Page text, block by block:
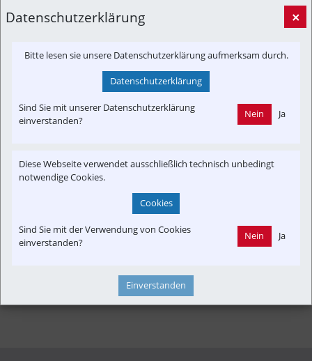
Kontrovers
Fahrzeug-Portrait
Informationsverbund
Infrastruktur
Konzept | Studien | Statistik
Newslink
PKW & LKW
Time-Event
Datenschutzerklärung ×
Bitte lesen sie unsere Datenschutzerklärung aufmerksam durch.
Datenschutzerklärung
Sind Sie mit unserer Datenschutzerklärung
einverstanden?
Nein Ja
Diese Webseite verwendet ausschließlich technisch unbedingt
notwendige Cookies.
Cookies
Sind Sie mit der Verwendung von Cookies
einverstanden?
Nein Ja
Einverstanden